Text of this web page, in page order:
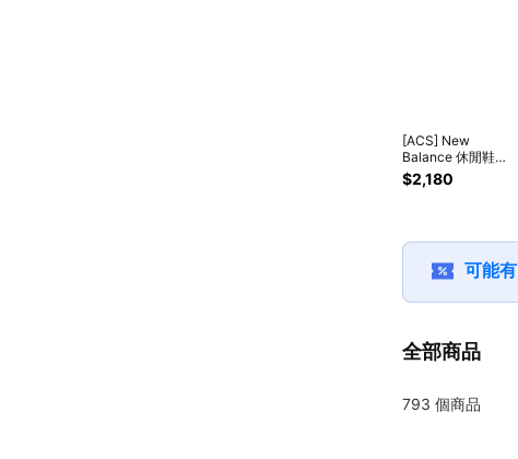
[ACS] New
Balance 休閒鞋
327 女鞋 男鞋 米 紅
酒紅 復古 經典 NB
$2,180
可能有
全部商品
793 個商品